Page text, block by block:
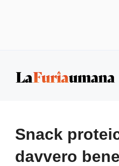
Snack
davvero